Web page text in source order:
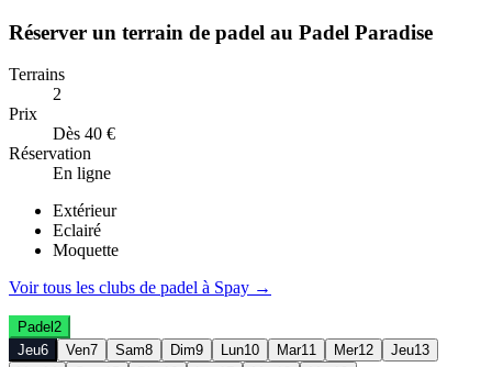
Réserver un terrain de padel au Padel Paradise
Terrains
2
Prix
Dès 40 €
Réservation
En ligne
Extérieur
Eclairé
Moquette
Voir tous les clubs de padel à Spay →
Padel 2
Jeu6 Ven7 Sam8 Dim9 Lun10 Mar11 Mer12 Jeu13